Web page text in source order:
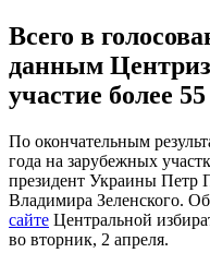
Всего в
данным
участие более
По окончательным
года на зарубежных
президент Украины Петр
Владимира Зеленского.
сайте Центральной
во вторник, 2 апреля.